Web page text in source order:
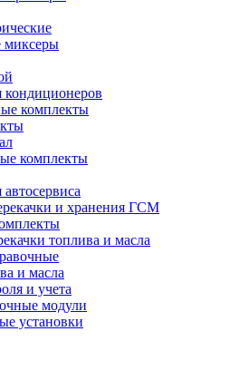
миксеры
комплекты
комплекты
и хранения ГСМ
топлива и масла
и масла
и учета
модули
установки